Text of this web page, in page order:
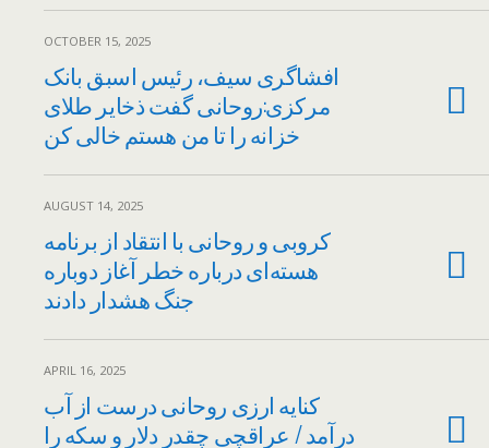
OCTOBER 15, 2025
افشاگری سیف، رئیس اسبق بانک
مرکزی:روحانی گفت ذخایر طلای
AUGUST 14, 2025
کروبی و روحانی با انتقاد از برنامه
هسته‌ای درباره خطر آغاز دوباره
جنگ هشدار دادند
APRIL 16, 2025
کنایه ارزی روحانی درست از آب
درآمد / عراقچی چقدر دلار و سکه را